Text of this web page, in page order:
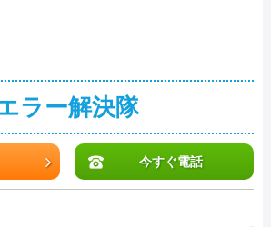
ラー解決隊
今すぐ電話